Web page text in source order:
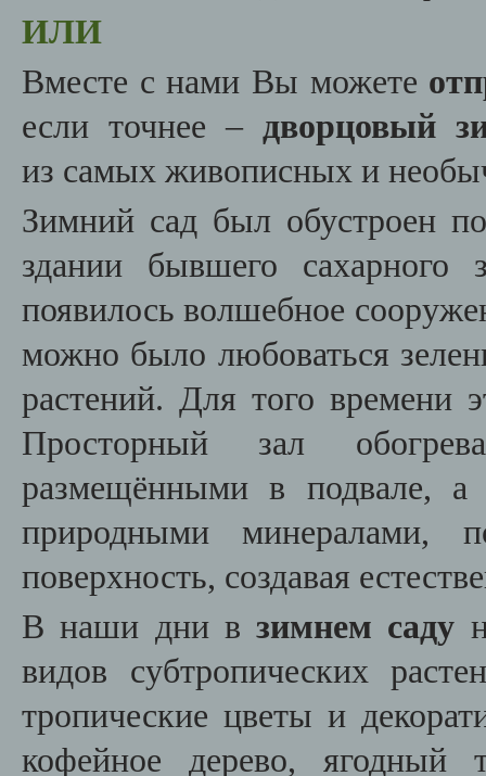
ИЛИ
Вместе с нами Вы можете
если точнее –дворцовый
из самых живописных и
Зимний сад был обустроен
здании бывшего
появилось волшебное
можно было любоваться
растений. Для того времени
Просторный зал
размещёнными в подвале,
природными минералами,
поверхность, создавая
В наши дни в зимнем саду
видов субтропических
тропические цветы и
кофейное дерево, ягодный